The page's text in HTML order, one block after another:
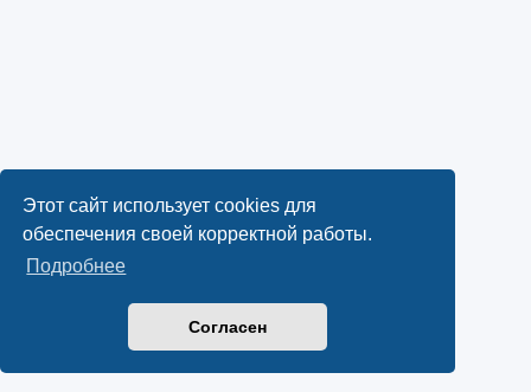
Этот сайт использует cookies для
обеспечения своей корректной работы.
Подробнее
Согласен